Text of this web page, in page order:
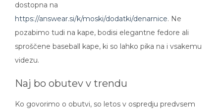
dostopna na
https://answear.si/k/moski/dodatki/denarnice. Ne
pozabimo tudi na kape, bodisi elegantne fedore ali
sproščene baseball kape, ki so lahko pika na i vsakemu
videzu.
Naj bo obutev v trendu
Ko govorimo o obutvi, so letos v ospredju predvsem